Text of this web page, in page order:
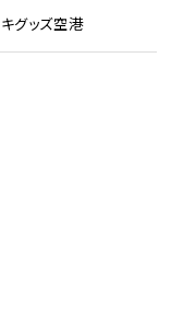
グッズ空港